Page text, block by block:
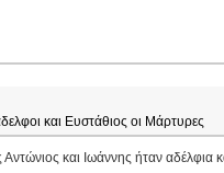
και Ευστάθιος οι Μάρτυρες
Αντώνιος και Ιωάννης ήταν